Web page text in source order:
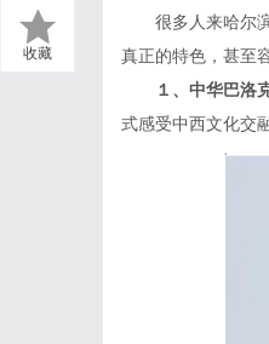
收藏
很多人来哈尔滨
真正的特色，甚至
１、中华巴洛
式感受中西文化交